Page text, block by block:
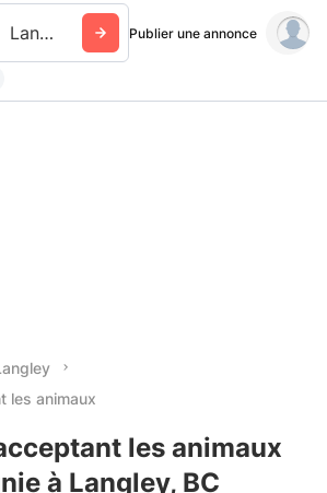
Langley Publier une annonce
les animaux
les animaux
à Langley, BC